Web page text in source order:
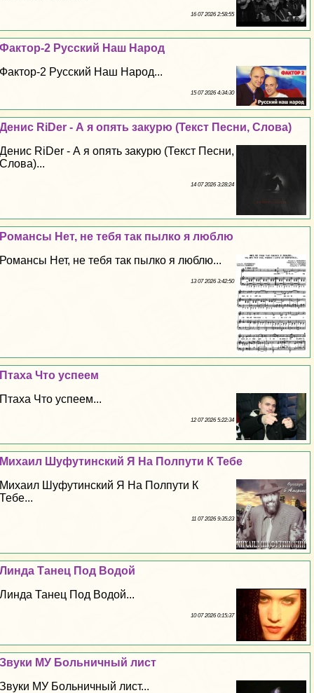
16 07 2026 2:58:55
Фактор-2 Русский Наш Народ
Фактор-2 Русский Наш Народ...
15 07 2026 4:34:30
Денис RiDer - А я опять закурю (Текст Песни, Слова)
Денис RiDer - А я опять закурю (Текст Песни,
Слова)...
14 07 2026 3:28:24
Романсы Нет, не тебя так пылко я люблю
Романсы Нет, не тебя так пылко я люблю...
13 07 2026 3:42:50
Птаха Что успеем
Птаха Что успеем...
12 07 2026 5:22:34
Михаил Шуфутинский Я На Полпути К Тебе
Михаил Шуфутинский Я На Полпути К
Тебе...
11 07 2026 9:35:23
Линда Танец Под Водой
Линда Танец Под Водой...
10 07 2026 0:15:37
Звуки МУ Больничный лист
Звуки МУ Больничный лист...